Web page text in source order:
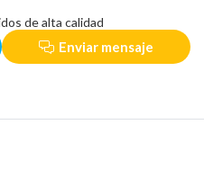
de alta calidad
Enviar mensaje